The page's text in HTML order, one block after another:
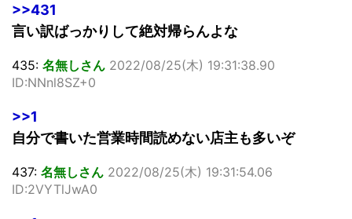
>>431
言い訳ばっかりして絶対帰らんよな
435: 名無しさん 2022/08/25(木) 19:31:38.90
ID:NNnl8SZ+0
>>1
自分で書いた営業時間読めない店主も多いぞ
437: 名無しさん 2022/08/25(木) 19:31:54.06
ID:2VYTlJwA0